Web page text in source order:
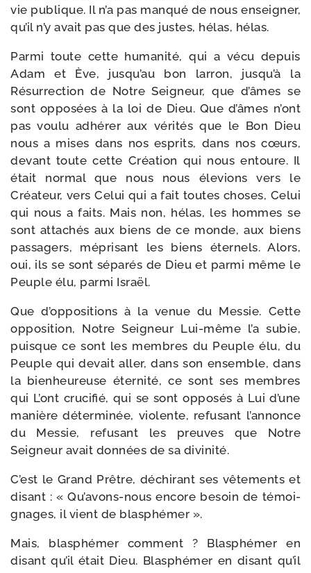
vie publique. Il n’a pas man­qué de nous ensei­gner,
qu’il n’y avait pas que des justes, hélas, hélas.
Parmi toute cette huma­ni­té, qui a vécu depuis
Adam et Ève, jusqu’au bon lar­ron, jusqu’à la
Résurrection de Notre Seigneur, que d’âmes se
sont oppo­sées à la loi de Dieu. Que d’âmes n’ont
pas vou­lu adhé­rer aux véri­tés que le Bon Dieu
nous a mises dans nos esprits, dans nos cœurs,
devant toute cette Création qui nous entoure. Il
était nor­mal que nous nous éle­vions vers le
Créateur, vers Celui qui a fait toutes choses, Celui
qui nous a faits. Mais non, hélas, les hommes se
sont atta­chés aux biens de ce monde, aux biens
pas­sa­gers, mépri­sant les biens éter­nels. Alors,
oui, ils se sont sépa­rés de Dieu et par­mi même le
Peuple élu, par­mi Israël.
Que d’oppositions à la venue du Messie. Cette
oppo­si­tion, Notre Seigneur Lui-​même l’a subie,
puisque ce sont les membres du Peuple élu, du
Peuple qui devait aller, dans son ensemble, dans
la bien­heu­reuse éter­ni­té, ce sont ses membres
qui L’ont cru­ci­fié, qui se sont oppo­sés à Lui d’une
manière déter­mi­née, vio­lente, refu­sant l’annonce
du Messie, refu­sant les preuves que Notre
Seigneur avait don­nées de sa divinité.
C’est le Grand Prêtre, déchi­rant ses vête­ments et
disant : « Qu’avons-nous encore besoin de témoi­
gnages, il vient de blasphémer ».
Mais, blas­phé­mer com­ment ? Blasphémer en
disant qu’il était Dieu. Blasphémer en disant qu’il